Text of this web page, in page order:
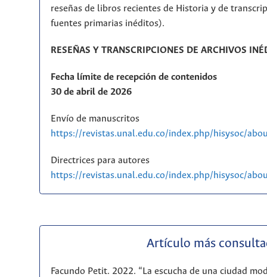
reseñas de libros recientes de Historia y de
fuentes primarias inéditos).
RESEÑAS Y TRANSCRIPCIONES DE ARCHIVOS
Fecha límite de recepción de contenidos
30 de abril de 2026
Envío de manuscritos
https://revistas.unal.edu.co/index.php/hisysoc/
Directrices para autores
https://revistas.unal.edu.co/index.php/hisysoc/
Artículo más
Facundo Petit. 2022. “La escucha de una ciudad